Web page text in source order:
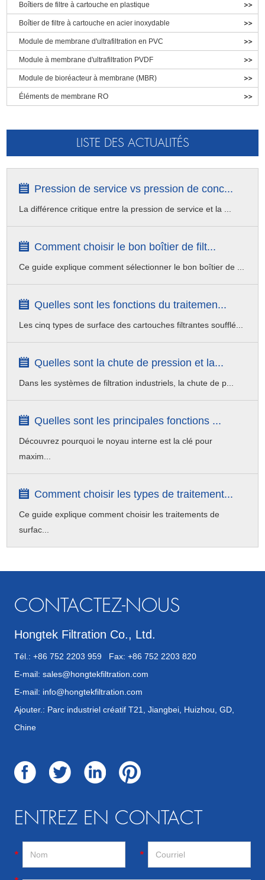
Boîtiers de filtre à cartouche en plastique
Boîtier de filtre à cartouche en acier inoxydable
Module de membrane d'ultrafiltration en PVC
Module à membrane d'ultrafiltration PVDF
Module de bioréacteur à membrane (MBR)
Éléments de membrane RO
LISTE DES ACTUALITÉS
Pression de service vs pression de conc...
La différence critique entre la pression de service et la ...
Comment choisir le bon boîtier de filt...
Ce guide explique comment sélectionner le bon boîtier de ...
Quelles sont les fonctions du traitemen...
Les cinq types de surface des cartouches filtrantes soufflé...
Quelles sont la chute de pression et la...
Dans les systèmes de filtration industriels, la chute de p...
Quelles sont les principales fonctions ...
Découvrez pourquoi le noyau interne est la clé pour
maxim...
Comment choisir les types de traitement...
Ce guide explique comment choisir les traitements de
surfac...
CONTACTEZ-NOUS
Hongtek Filtration Co., Ltd.
Tél.: +86 752 2203 959 Fax: +86 752 2203 820
E-mail: sales@hongtekfiltration.com
E-mail: info@hongtekfiltration.com
Ajouter.: Parc industriel créatif T21, Jiangbei, Huizhou, GD,
Chine
ENTREZ EN CONTACT